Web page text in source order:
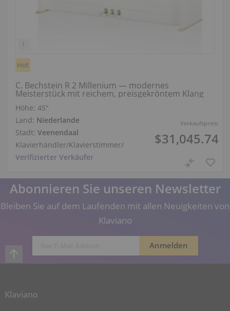
Verkaufspreis:
$31,045.74
Hot
C. Bechstein R 2 Millenium — modernes
Meisterstück mit reichem, preisgekröntem Klang
Höhe: 45″
Land: Niederlande
Stadt: Veenendaal
Klavierhändler/Klavierstimmer/
Verifizierter Verkäufer
Abonnieren Sie unseren Newsletter
Bleiben Sie auf dem Laufenden mit allen Neuigkeiten von
Klaviano
Klaviano